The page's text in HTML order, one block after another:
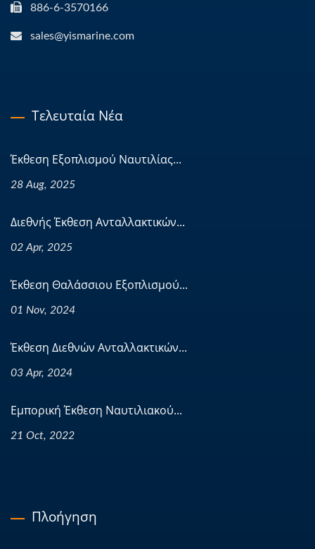
886-6-3570166
sales@yismarine.com
Τελευταία Νέα
Έκθεση Εξοπλισμού Ναυτιλίας...
28 Aug, 2025
Διεθνής Έκθεση Ανταλλακτικών...
02 Apr, 2025
Έκθεση Θαλάσσιου Εξοπλισμού...
01 Nov, 2024
Έκθεση Διεθνών Ανταλλακτικών...
03 Apr, 2024
Εμπορική Έκθεση Ναυτιλιακού...
21 Oct, 2022
Πλοήγηση